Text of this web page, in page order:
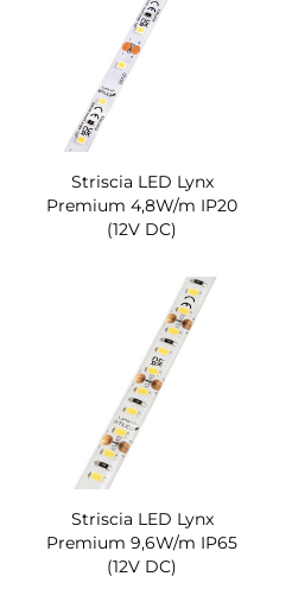
Striscia LED Lynx
Premium 4,8W/m IP20
(12V DC)
Striscia LED Lynx
Premium 9,6W/m IP65
(12V DC)